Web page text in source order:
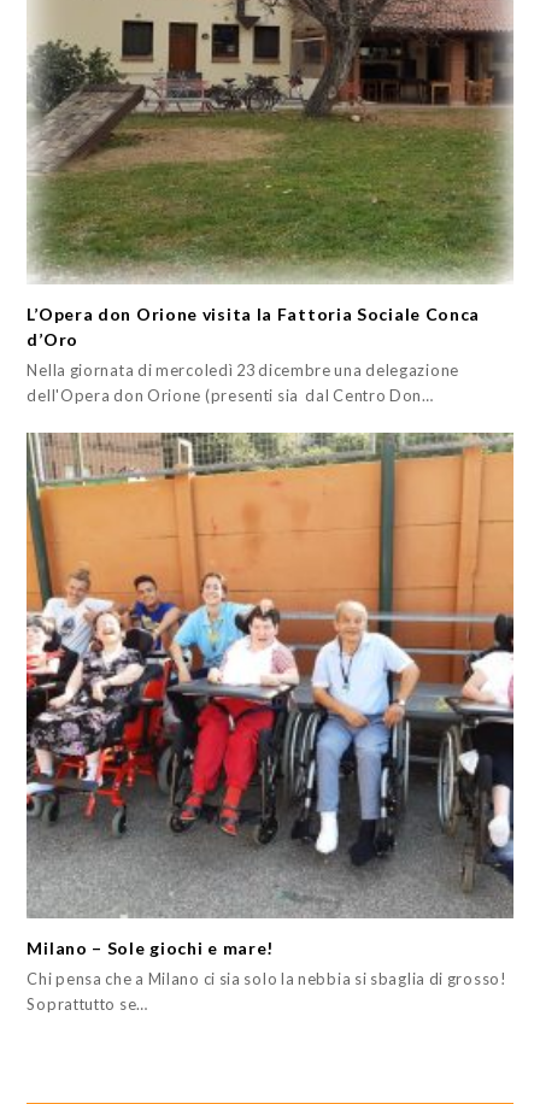
L’Opera don Orione visita la Fattoria Sociale Conca
d’Oro
Nella giornata di mercoledì 23 dicembre una delegazione
dell'Opera don Orione (presenti sia dal Centro Don…
Milano – Sole giochi e mare!
Chi pensa che a Milano ci sia solo la nebbia si sbaglia di grosso!
Soprattutto se…